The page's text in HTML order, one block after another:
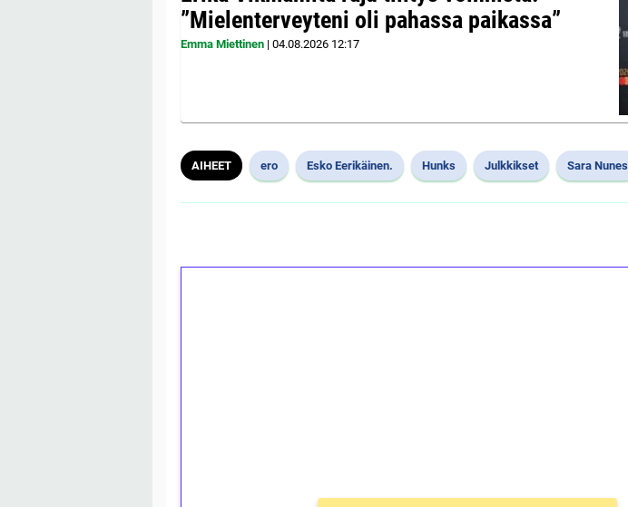
”Mielenterveyteni oli pahassa paikassa”
Emma Miettinen | 04.08.2026 12:17
AIHEET ero Esko Eerikäinen. Hunks Julkkikset Sara Nunes